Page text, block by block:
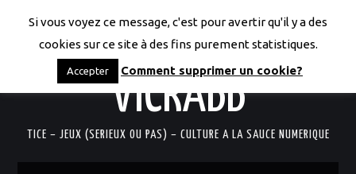
LES CODICES DE
VICRABB
TICE – JEUX (SERIEUX OU PAS) – CULTURE A LA SAUCE NUMERIQUE
Si vous voyez ce message, c'est pour avertir qu'il y a des
cookies sur ce site à des fins purement statistiques.
Accepter Comment supprimer un cookie?